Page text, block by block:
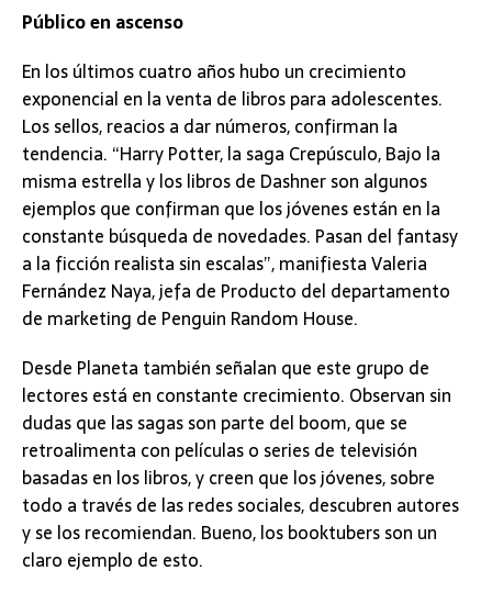
Público en ascenso
En los últimos cuatro años hubo un crecimiento
exponencial en la venta de libros para adolescentes.
Los sellos, reacios a dar números, confirman la
tendencia. “Harry Potter, la saga Crepúsculo, Bajo la
misma estrella y los libros de Dashner son algunos
ejemplos que confirman que los jóvenes están en la
constante búsqueda de novedades. Pasan del fantasy
a la ficción realista sin escalas”, manifiesta Valeria
Fernández Naya, jefa de Producto del departamento
de marketing de Penguin Random House.
Desde Planeta también señalan que este grupo de
lectores está en constante crecimiento. Observan sin
dudas que las sagas son parte del boom, que se
retroalimenta con películas o series de televisión
basadas en los libros, y creen que los jóvenes, sobre
todo a través de las redes sociales, descubren autores
y se los recomiendan. Bueno, los booktubers son un
claro ejemplo de esto.